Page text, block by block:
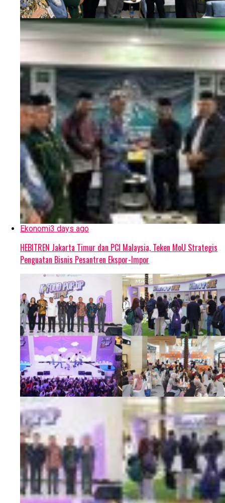
Ekonomi3 days ago
HEBITREN Jakarta Timur dan PCI Malaysia, Teken MoU Strategis
Penguatan Bisnis Pesantren Ekspor-Impor